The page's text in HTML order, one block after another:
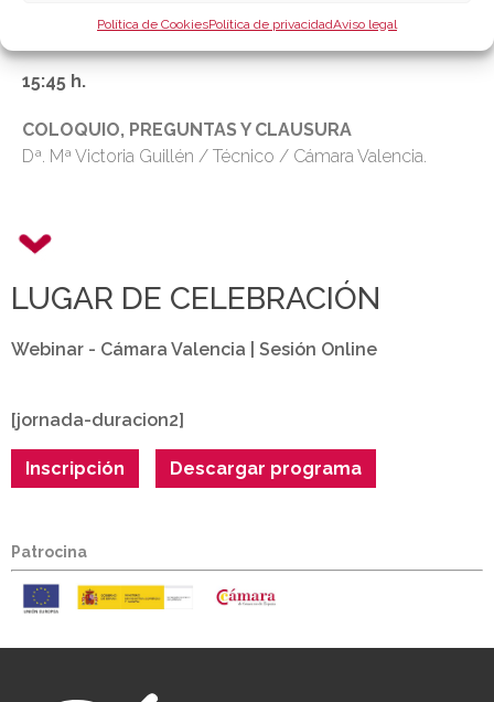
Política de CookiesPolítica de privacidadAviso legal
SOLER/CEO/SUMERU
15:45 h.
COLOQUIO, PREGUNTAS Y CLAUSURA
Dª. Mª Victoria Guillén / Técnico / Cámara Valencia.
LUGAR DE CELEBRACIÓN
Webinar - Cámara Valencia | Sesión Online
[jornada-duracion2]
Inscripción Descargar programa
Patrocina